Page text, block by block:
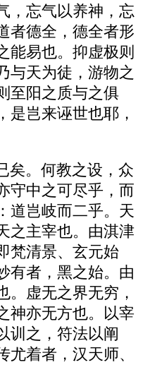
，忘气以养神，忘
者德全，德全者形
能易也。抑虚极则
与天为徒，游物之
至阳之质与之俱
是岂来诬世也耶，
矣。何教之设，众
守中之可尽乎，而
道岂岐而二乎。天
之主宰也。由淇津
梵清景、玄元始
有者，黑之始。由
。虚无之界无穷，
神亦无方也。以宰
训之，符法以阐
尤着者，汉天师、